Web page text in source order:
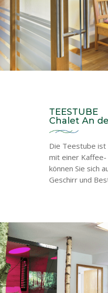
TEESTUBE
Chalet An
Die Teestube
mit einer
können Sie sich
Geschirr und